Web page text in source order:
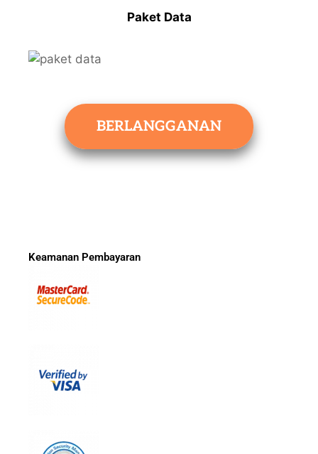
Paket Data
BERLANGGANAN
Keamanan Pembayaran